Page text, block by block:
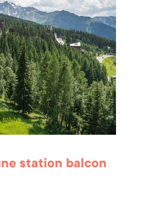
station balcon